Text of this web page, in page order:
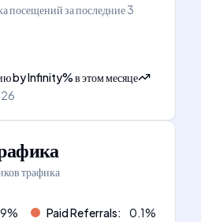
посещений за последние 3
byInfinity%в этом месяце
трафика
% Paid Referrals: 0.1%